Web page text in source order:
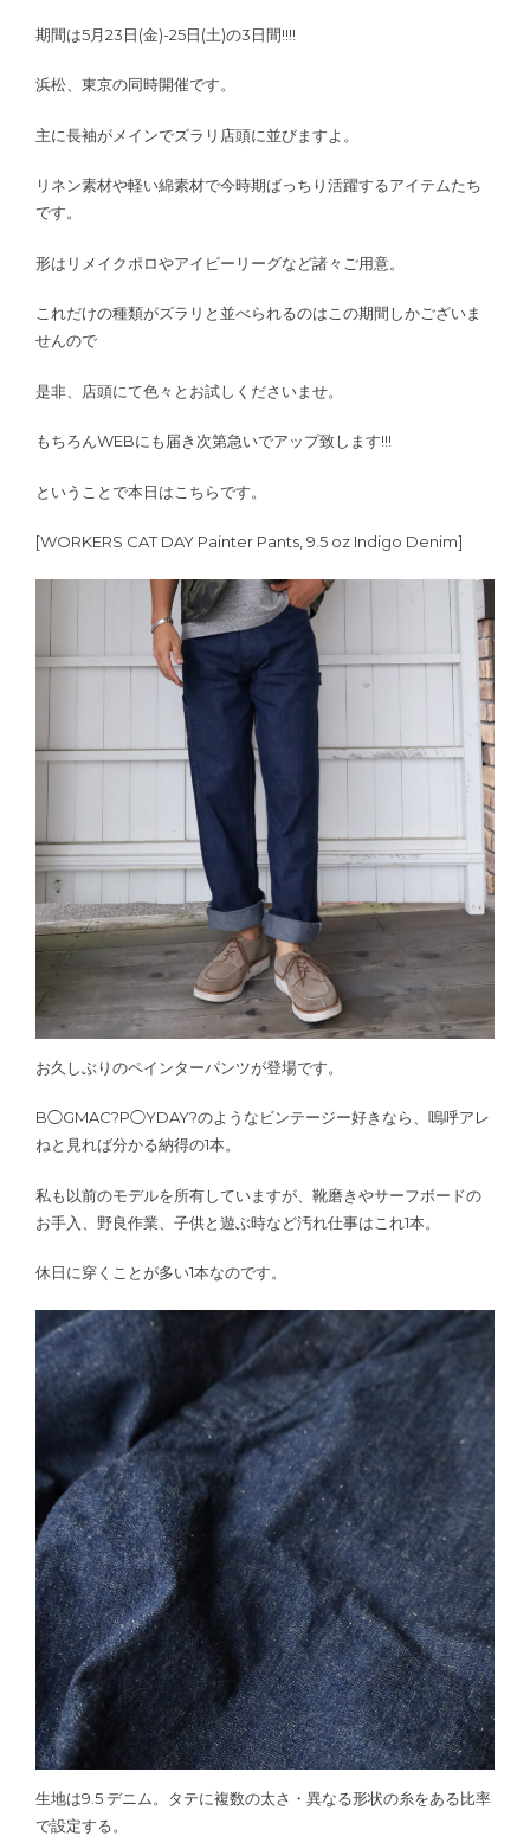
期間は5月23日(金)-25日(土)の3日間!!!!
浜松、東京の同時開催です。
主に長袖がメインでズラリ店頭に並びますよ。
リネン素材や軽い綿素材で今時期ばっちり活躍するアイテムたち
です。
形はリメイクポロやアイビーリーグなど諸々ご用意。
これだけの種類がズラリと並べられるのはこの期間しかございま
せんので
是非、店頭にて色々とお試しくださいませ。
もちろんWEBにも届き次第急いでアップ致します!!!
ということで本日はこちらです。
[WORKERS CAT DAY Painter Pants, 9.5 oz Indigo Denim]
お久しぶりのペインターパンツが登場です。
B◯GMAC?P◯YDAY?のようなビンテージー好きなら、嗚呼アレ
ねと見れば分かる納得の1本。
私も以前のモデルを所有していますが、靴磨きやサーフボードの
お手入、野良作業、子供と遊ぶ時など汚れ仕事はこれ1本。
休日に穿くことが多い1本なのです。
生地は9.5 デニム。タテに複数の太さ・異なる形状の糸をある比率
で設定する。